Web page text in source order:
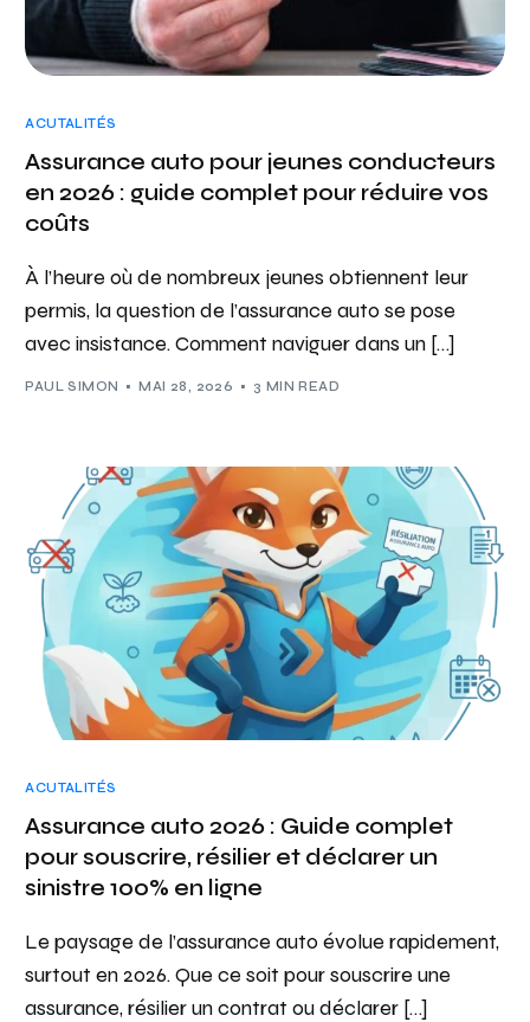
ACUTALITÉS
Assurance auto pour jeunes conducteurs
en 2026 : guide complet pour réduire vos
coûts
À l’heure où de nombreux jeunes obtiennent leur
permis, la question de l’assurance auto se pose
avec insistance. Comment naviguer dans un […]
PAUL SIMON MAI 28, 2026 3 MIN READ
ACUTALITÉS
Assurance auto 2026 : Guide complet
pour souscrire, résilier et déclarer un
sinistre 100% en ligne
Le paysage de l’assurance auto évolue rapidement,
surtout en 2026. Que ce soit pour souscrire une
assurance, résilier un contrat ou déclarer […]